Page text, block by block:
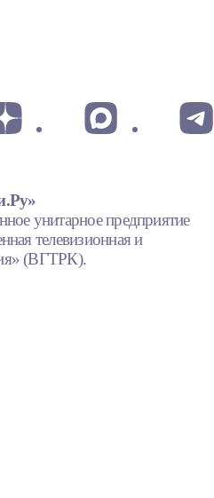
унитарное предприятие
телевизионная и
(ВГТРК).